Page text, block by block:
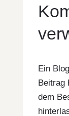
Ein
Beitrag
dem